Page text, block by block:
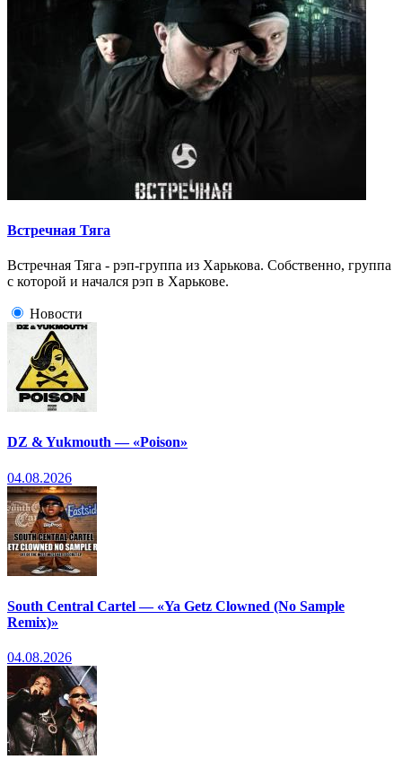
Встречная Тяга
Встречная Тяга - рэп-группа из Харькова. Cобственно, группа
с которой и начался рэп в Харькове.
Новости
DZ & Yukmouth — «Poison»
04.08.2026
South Central Cartel — «Ya Getz Clowned (No Sample
Remix)»
04.08.2026